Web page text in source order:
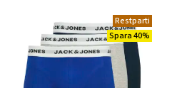
Restparti
Spara 40%